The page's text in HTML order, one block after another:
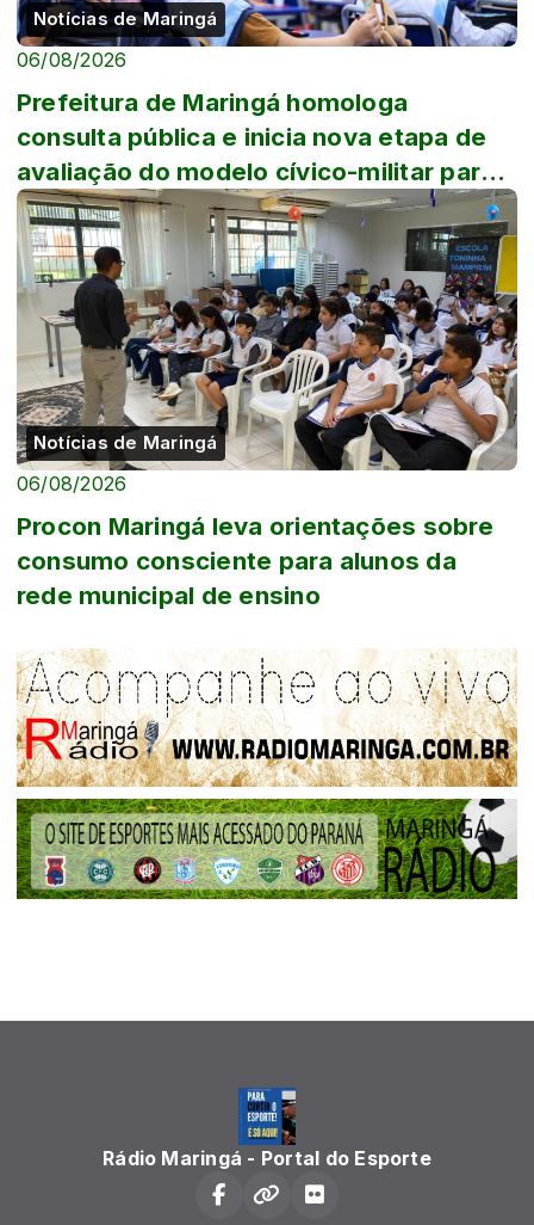
Notícias de Maringá
06/08/2026
Prefeitura de Maringá homologa
consulta pública e inicia nova etapa de
avaliação do modelo cívico-militar para
escola...
Notícias de Maringá
06/08/2026
Procon Maringá leva orientações sobre
consumo consciente para alunos da
rede municipal de ensino
Rádio Maringá - Portal do Esporte